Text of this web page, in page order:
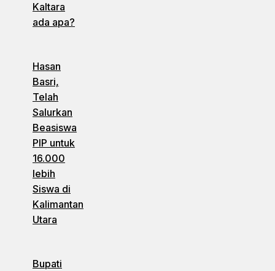
Kaltara
ada apa?
Hasan
Basri,
Telah
Salurkan
Beasiswa
PIP untuk
16.000
lebih
Siswa di
Kalimantan
Utara
Bupati